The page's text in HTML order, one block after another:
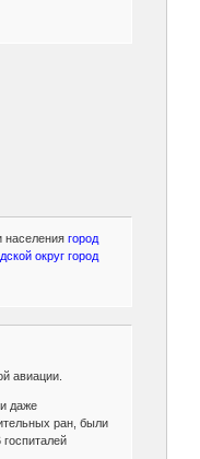
населениягород
округ город
авиации.
даже
ран, были